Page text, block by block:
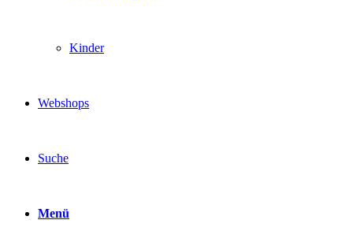
Kinder
Webshops
Suche
Menü